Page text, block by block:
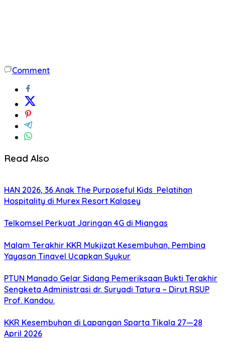
Comment
Read Also
HAN 2026, 36 Anak The Purposeful Kids Pelatihan
Hospitality di Murex Resort Kalasey
Telkomsel Perkuat Jaringan 4G di Miangas
Malam Terakhir KKR Mukjizat Kesembuhan, Pembina
Yayasan Tinavel Ucapkan Syukur
PTUN Manado Gelar Sidang Pemeriksaan Bukti Terakhir
Sengketa Administrasi dr. Suryadi Tatura – Dirut RSUP
Prof. Kandou.
KKR Kesembuhan di Lapangan Sparta Tikala 27—28
April 2026